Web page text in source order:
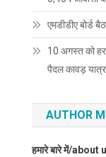
एमडीडीए बोर्ड
10 अगस्त को हर
पैदल कावड़
AUTHOR
हमारे बारे में/about